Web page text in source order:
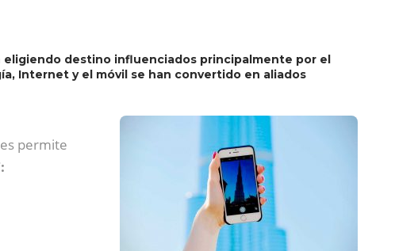
eligiendo destino influenciados principalmente por el
Internet y el móvil se han convertido en aliados
permite